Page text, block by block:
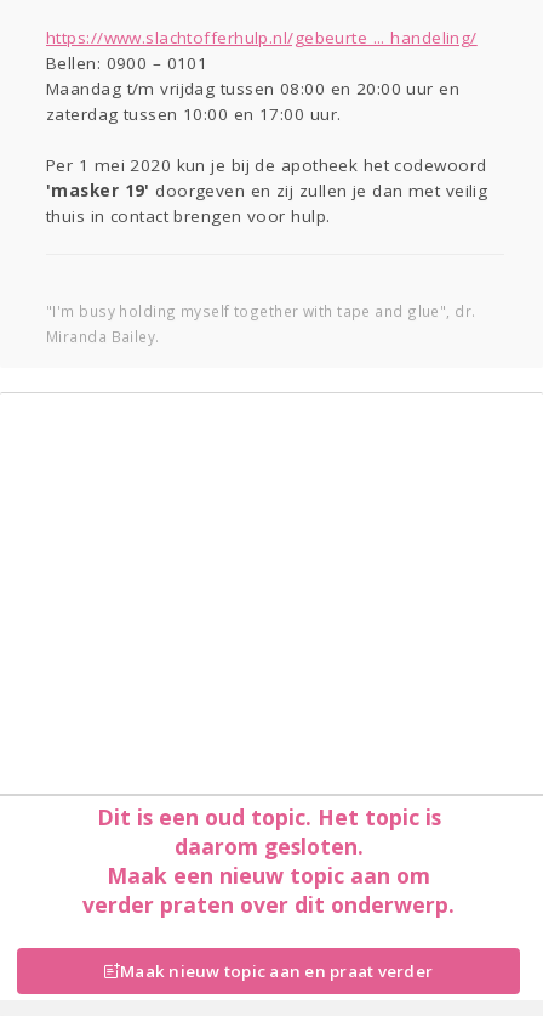
https://www.slachtofferhulp.nl/gebeurte ... handeling/
Bellen: 0900 – 0101
Maandag t/m vrijdag tussen 08:00 en 20:00 uur en
zaterdag tussen 10:00 en 17:00 uur.
Per 1 mei 2020 kun je bij de apotheek het codewoord
'masker 19' doorgeven en zij zullen je dan met veilig
thuis in contact brengen voor hulp.
"I'm busy holding myself together with tape and glue", dr.
Miranda Bailey.
Dit is een oud topic. Het topic is
daarom gesloten.
Maak een nieuw topic aan om
verder praten over dit onderwerp.
Maak nieuw topic aan en praat verder